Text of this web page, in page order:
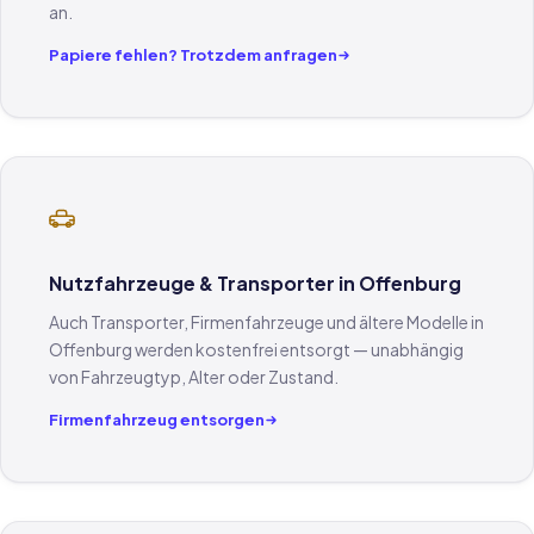
an.
Papiere fehlen? Trotzdem anfragen
Nutzfahrzeuge & Transporter in Offenburg
Auch Transporter, Firmenfahrzeuge und ältere Modelle in
Offenburg werden kostenfrei entsorgt — unabhängig
von Fahrzeugtyp, Alter oder Zustand.
Firmenfahrzeug entsorgen